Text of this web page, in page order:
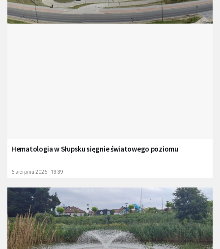
Hematologia w Słupsku sięgnie światowego poziomu
6 sierpnia 2026 - 13:39